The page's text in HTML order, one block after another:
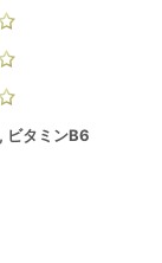
ビタミンB6